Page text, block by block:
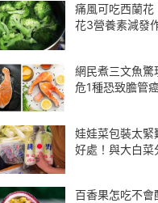
痛風可吃西蘭花
花3營養素減發
網民煮三文魚驚
危1種恐致膽管
娃娃菜包裝太緊
好處！與大白菜
百香果怎吃不